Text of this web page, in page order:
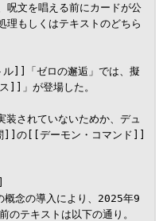
呪文を唱える前にカードが公
理もしくはテキストのどちら
]]「ゼロの邂逅」では、擬
]]」が登場した。
されていないためか、デュ
]]の[[デーモン・コマンド]]
念の導入により、2025年9
のテキストは以下の通り。